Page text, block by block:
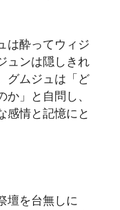
は酔ってウィジ
ュンは隠しきれ
グムジュは「ど
」と自問し、
感情と記憶にと
壇を台無しに